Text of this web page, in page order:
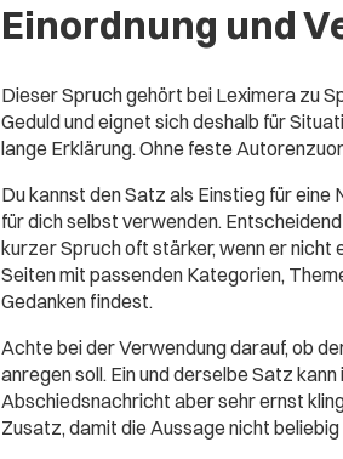
Einordnung und
Dieser Spruch gehört bei Leximera zu
Geduld und eignet sich deshalb für
lange Erklärung. Ohne feste
Du kannst den Satz als Einstieg für eine
für dich selbst verwenden.
kurzer Spruch oft stärker, wenn er nicht
Seiten mit passenden Kategorien,
Gedanken findest.
Achte bei der Verwendung darauf, ob
anregen soll. Ein und derselbe Satz
Abschiedsnachricht aber sehr ernst
Zusatz, damit die Aussage nicht beliebig